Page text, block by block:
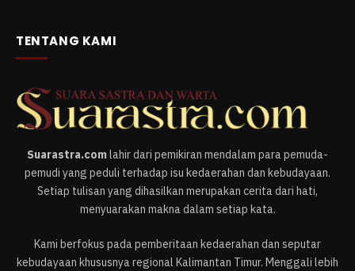
TENTANG KAMI
Suarastra.comlahir dari pemikiran mendalam para pemuda-
pemudi yang peduli terhadap isu kedaerahan dan kebudayaan.
Setiap tulisan yang dihasilkan merupakan cerita dari hati,
menyuarakan makna dalam setiap kata.
Kami berfokus pada pemberitaan kedaerahan dan seputar
kebudayaan khususnya regional Kalimantan Timur. Menggali lebih